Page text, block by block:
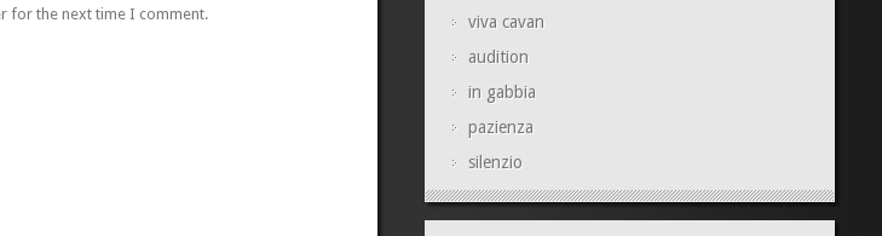
for the next time I comment.
viva cavan
audition
in gabbia
pazienza
silenzio